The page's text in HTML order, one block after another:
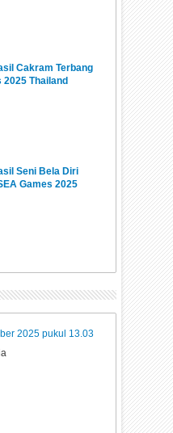
Cakram Terbang
2025 Thailand
Seni Bela Diri
Games 2025
2025 pukul 13.03